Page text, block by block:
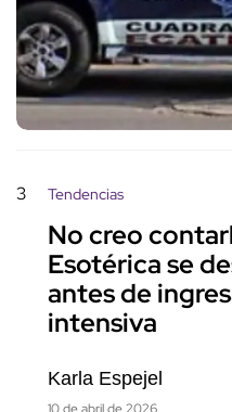
3 Tendencias
No creo
Esotérica se
antes de
intensiva
Karla Espejel
10 de abril de 2026